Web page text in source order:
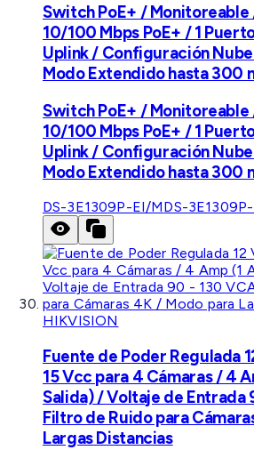
Switch PoE+ /
10/100 Mbps PoE+ / 1
Uplink / Configuración
Modo Extendido hasta 300
Switch PoE+ /
10/100 Mbps PoE+ / 1
Uplink / Configuración
Modo Extendido hasta 300
DS-3E1309P-EI/MDS-
HIKVISION
Fuente de Poder Regulada
15 Vcc para 4 Cámaras / 4
Salida) / Voltaje de Entrada
Filtro de Ruido para
Largas Distancias